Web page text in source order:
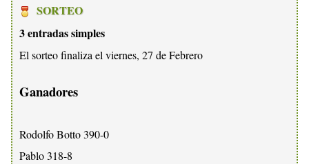
SORTEO
3 entradas simples
El sorteo finaliza el viernes, 27 de Febrero
Ganadores
Rodolfo Botto 390-0
Pablo 318-8